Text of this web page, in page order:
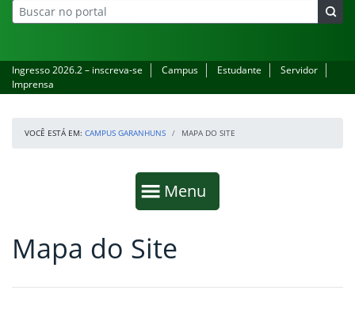
Ingresso 2026.2 – inscreva-se Campus Estudante
Servidor
Imprensa
VOCÊ ESTÁ EM: CAMPUS GARANHUNS MAPA DO SITE
Mostrar
Menu
Fim da navegação
Início do conteúdo
Mapa do Site